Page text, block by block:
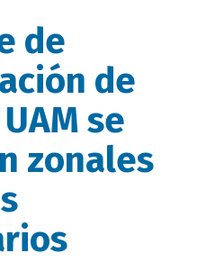
de
de
se
zonales